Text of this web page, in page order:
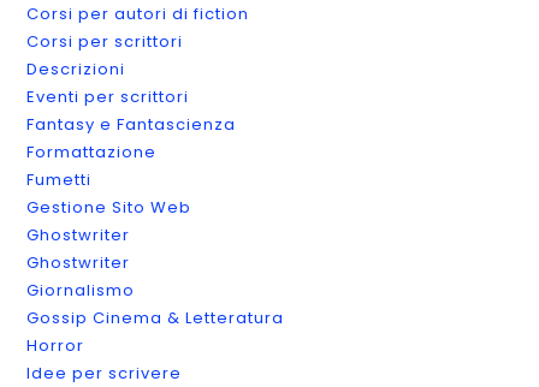
Corsi per autori di fiction
Corsi per scrittori
Descrizioni
Eventi per scrittori
Fantasy e Fantascienza
Formattazione
Fumetti
Gestione Sito Web
Ghostwriter
Ghostwriter
Giornalismo
Gossip Cinema & Letteratura
Horror
Idee per scrivere